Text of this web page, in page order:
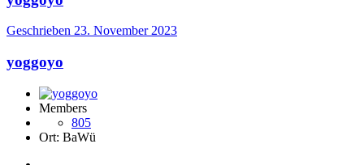
Geschrieben 23. November 2023
yoggoyo
Members
805
Ort: BaWü